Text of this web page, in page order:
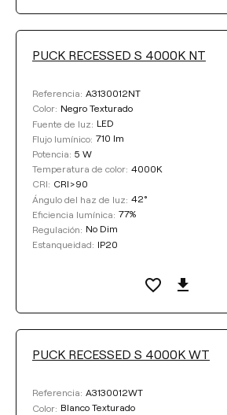
PUCK RECESSED S 4000K NT
Referencia: A3130012NT
Color: Negro Texturado
Fuente de luz: LED
Flujo lumínico: 710 lm
Potencia: 5 W
Temperatura de color: 4000K
CRI: CRI>90
Ángulo del haz de luz: 42°
Eficiencia lumínica: 77%
Regulación: No Dim
Estanqueidad: IP20
PUCK RECESSED S 4000K WT
Referencia: A3130012WT
Color: Blanco Texturado